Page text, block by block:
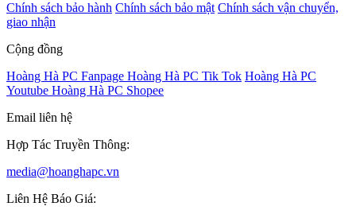
Chính sách bảo hành Chính sách bảo mật Chính sách vận chuyển,
giao nhận
Cộng đồng
Hoàng Hà PC Fanpage Hoàng Hà PC Tik Tok Hoàng Hà PC
Youtube Hoàng Hà PC Shopee
Email liên hệ
Hợp Tác Truyền Thông:
media@hoanghapc.vn
Liên Hệ Báo Giá: